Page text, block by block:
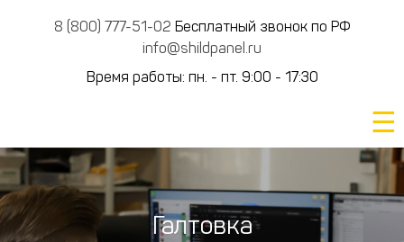
8 (800) 777-51-02 Бесплатный звонок по РФ
info@shildpanel.ru
Время работы: пн. - пт. 9:00 - 17:30
☰
Галтовка